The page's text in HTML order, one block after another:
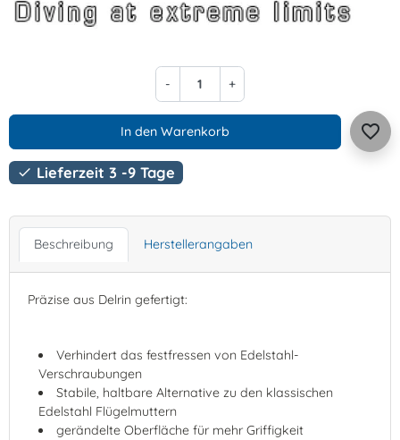
- +
In den Warenkorb favorite_border
 Lieferzeit 3 -9 Tage
Beschreibung Herstellerangaben
Präzise aus Delrin gefertigt:
Verhindert das festfressen von Edelstahl-
Verschraubungen
Stabile, haltbare Alternative zu den klassischen
Edelstahl Flügelmuttern
gerändelte Oberfläche für mehr Griffigkeit